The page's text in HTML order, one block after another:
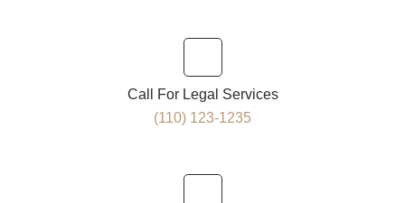
Call For Legal Services
(110) 123-1235